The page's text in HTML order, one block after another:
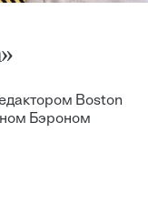
Boston
Бэроном